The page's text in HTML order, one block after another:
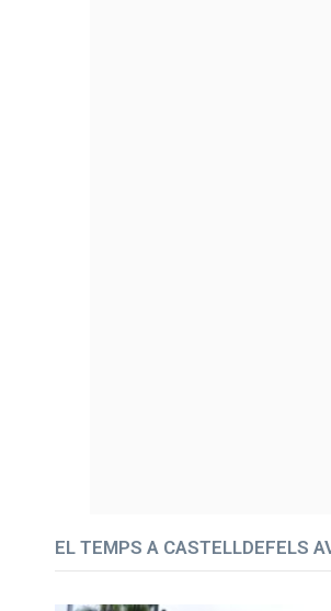
EL TEMPS A CASTELLDEFELS